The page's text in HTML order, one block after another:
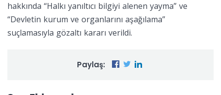
hakkında “Halkı yanıltıcı bilgiyi alenen yayma” ve
“Devletin kurum ve organlarını aşağılama”
suçlamasıyla gözaltı kararı verildi.
Paylaş: